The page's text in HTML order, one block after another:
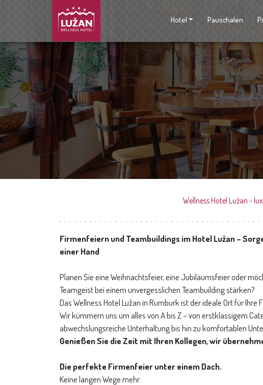
Hotel Pauschalen
Wellness Hotel Lužan -
Firmenfeiern und Teambuildings im Hotel Lužan –
einer Hand
Planen Sie eine Weihnachtsfeier, eine Jubiläumsfeier oder
Teamgeist bei einem unvergesslichen Teambuilding stärken?
Das Wellness Hotel Lužan in Rumburk ist der ideale Ort für Ihre
Wir kümmern uns um alles von A bis Z – von erstklassigem
abwechslungsreiche Unterhaltung bis hin zu komfortablen
Genießen Sie die Zeit mit Ihren Kollegen, wir
Die perfekte Firmenfeier unter einem Dach.
Keine langen Wege mehr.